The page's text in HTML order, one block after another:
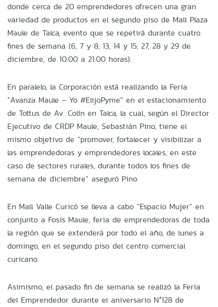
donde cerca de 20 emprendedores ofrecen una gran
variedad de productos en el segundo piso de Mall Plaza
Maule de Talca, evento que se repetirá durante cuatro
fines de semana (6, 7 y 8; 13, 14 y 15; 27, 28 y 29 de
diciembre, de 10:00 a 21:00 horas).
En paralelo, la Corporación está realizando la Feria
“Avanza Maule – Yo #ElijoPyme” en el estacionamiento
de Tottus de Av. Colín en Talca, la cual, según el Director
Ejecutivo de CRDP Maule, Sebastián Pino, tiene el
mismo objetivo de “promover, fortalecer y visibilizar a
las emprendedoras y emprendedores locales, en este
caso de sectores rurales, durante todos los fines de
semana de diciembre” aseguró Pino.
En Mall Valle Curicó se lleva a cabo “Espacio Mujer” en
conjunto a Fosis Maule, feria de emprendedoras de toda
la región que se extenderá por todo el año, de lunes a
domingo, en el segundo piso del centro comercial
curicano.
Asimismo, el pasado fin de semana se realizó la Feria
del Emprendedor durante el aniversario N°128 de